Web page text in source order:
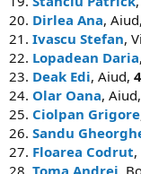
20. Dirlea Ana, Aiud,
21. Ivascu Stefan,
22. Lopadean Daria
23. Deak Edi, Aiud,
24. Olar Oana, Aiud,
25. Ciolpan Grigore
26. Sandu
27. Floarea Codrut
28. Toma Andrei,